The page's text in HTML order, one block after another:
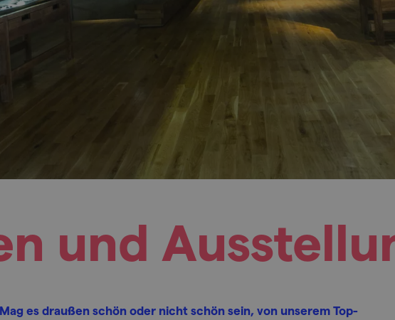
und
Mag es draußen schön oder nicht schön sein, von unserem Top-